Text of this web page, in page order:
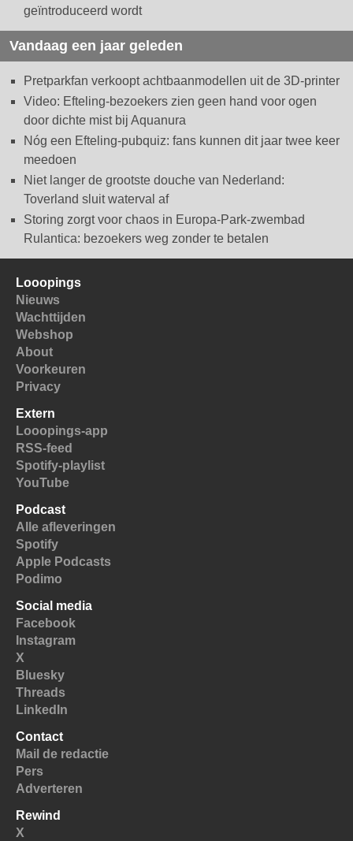
geïntroduceerd wordt
Vandaag een jaar geleden
Pretparkfan verkoopt achtbaanmodellen uit de 3D-printer
Video: Efteling-bezoekers zien geen hand voor ogen
door dichte mist bij Aquanura
Nóg een Efteling-pubquiz: fans kunnen dit jaar twee keer
meedoen
Niet langer de grootste douche van Nederland:
Toverland sluit waterval af
Storing zorgt voor chaos in Europa-Park-zwembad
Rulantica: bezoekers weg zonder te betalen
Looopings
Nieuws
Wachttijden
Webshop
About
Voorkeuren
Privacy
Extern
Looopings-app
RSS-feed
Spotify-playlist
YouTube
Podcast
Alle afleveringen
Spotify
Apple Podcasts
Podimo
Social media
Facebook
Instagram
X
Bluesky
Threads
LinkedIn
Contact
Mail de redactie
Pers
Adverteren
Rewind
X